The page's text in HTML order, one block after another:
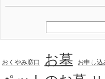
おくやみ窓口 お墓 お申し込